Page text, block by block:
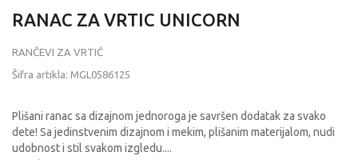
RANAC ZA VRTIC UNICORN
RANČEVI ZA VRTIĆ
Šifra artikla: MGL0586125
Plišani ranac sa dizajnom jednoroga je savršen dodatak za svako
dete! Sa jedinstvenim dizajnom i mekim, plišanim materijalom, nudi
udobnost i stil svakom izgledu....